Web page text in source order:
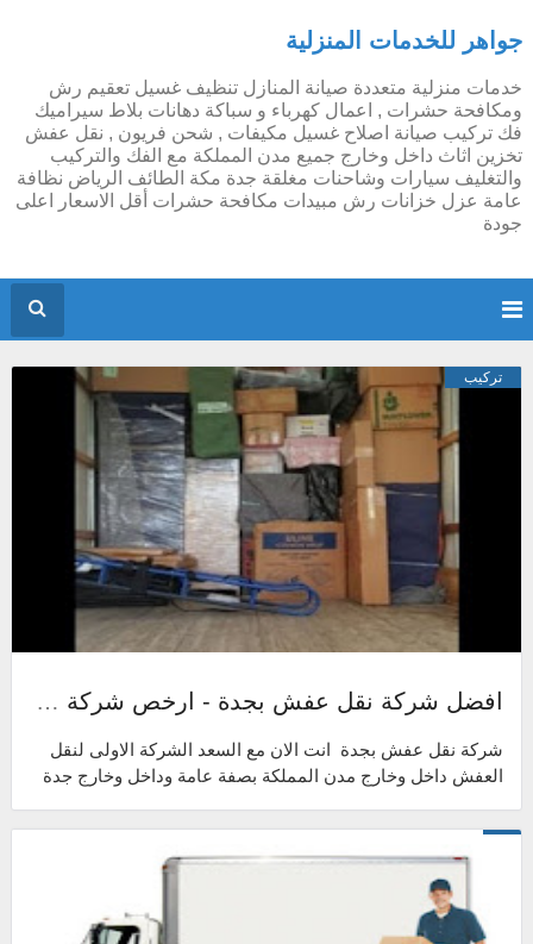
جواهر للخدمات المنزلية
خدمات منزلية متعددة صيانة المنازل تنظيف غسيل تعقيم رش
ومكافحة حشرات , اعمال كهرباء و سباكة دهانات بلاط سيراميك
فك تركيب صيانة اصلاح غسيل مكيفات , شحن فريون , نقل عفش
تخزين اثاث داخل وخارج جميع مدن المملكة مع الفك والتركيب
والتغليف سيارات وشاحنات مغلقة جدة مكة الطائف الرياض نظافة
عامة عزل خزانات رش مبيدات مكافحة حشرات أقل الاسعار اعلى
جودة
تركيب
افضل شركة نقل عفش بجدة - ارخص شركة نقل عفش فى جده
شركة نقل عفش بجدة انت الان مع السعد الشركة الاولى لنقل
العفش داخل وخارج مدن المملكة بصفة عامة وداخل وخارج جدة